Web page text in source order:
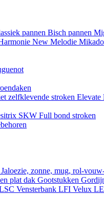
pannen Bisch pannen
New Melodie Mikado
zelfklevende stroken Elevate
SKW Full bond stroken
Jaloezie, zonne, mug, rol-
plat dak Gootstukken
Vensterbank LFI Velux